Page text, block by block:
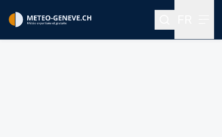
Rechercher